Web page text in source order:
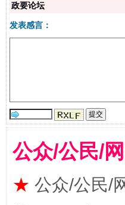
揭批美国五大"
政要论坛
发表感言：
公众/公民/
★ 公众/公民/